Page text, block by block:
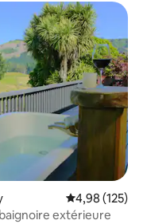
Évaluation
4,98 (125)
extérieure